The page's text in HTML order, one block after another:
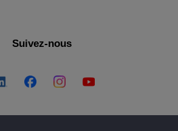
Suivez-nous